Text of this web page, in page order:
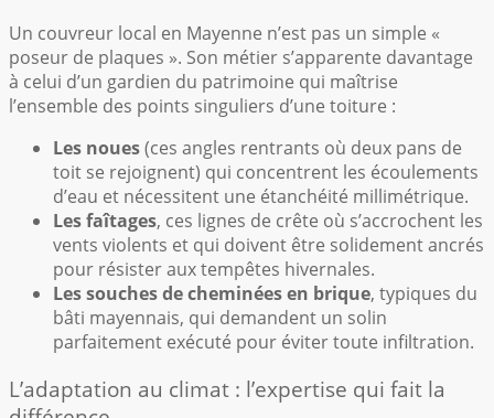
Un couvreur local en Mayenne n’est pas un simple «
poseur de plaques ». Son métier s’apparente davantage
à celui d’un gardien du patrimoine qui maîtrise
l’ensemble des points singuliers d’une toiture :
Les noues(ces angles rentrants où deux pans de
toit se rejoignent) qui concentrent les écoulements
d’eau et nécessitent une étanchéité millimétrique.
Les faîtages, ces lignes de crête où s’accrochent les
vents violents et qui doivent être solidement ancrés
pour résister aux tempêtes hivernales.
Les souches de cheminées en brique, typiques du
bâti mayennais, qui demandent un solin
parfaitement exécuté pour éviter toute infiltration.
L’adaptation au climat : l’expertise qui fait la